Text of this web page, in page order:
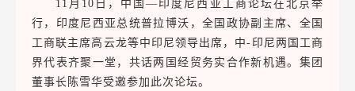
11月10日，中国—印度尼西亚工商论坛在北京举
行，印度尼西亚总统普拉博沃，全国政协副主席、全国
工商联主席高云龙等中印尼领导出席，中-印尼两国工商
界代表齐聚一堂，共话两国经贸务实合作新机遇。集团
董事长陈雪华受邀参加此次论坛。